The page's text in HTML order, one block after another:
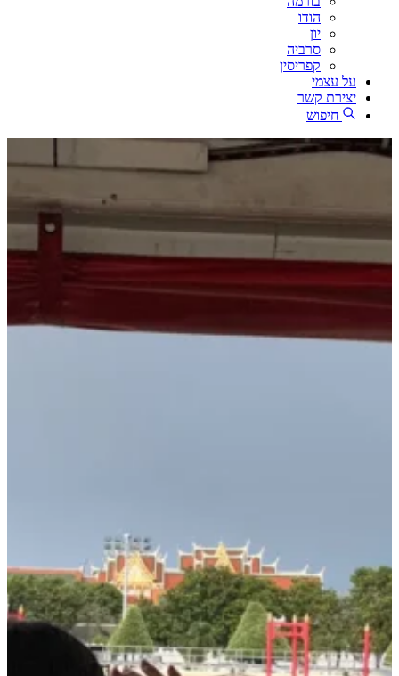
הודו
סרביה
קפריסין
על עצמי
יצירת קשר
חיפוש